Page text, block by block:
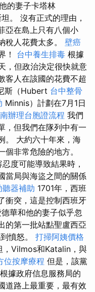
的妻子卡塔林
。 沒有正式的理由，
亞在島上只有八個小
稅人花費太多。 壁癌
！ 台中養生排毒 根據
，但政治決定很快就意
客人在該國的花費不超
斯（Hubert 台中整骨
Minnis）計劃在7月1日
辦理台胞證流程 我們
，但我們在隊列中有一
。 大約六十年來，海
非常危險的地方。
度可能導致結果時，
當局與海盜之間的關係
聽器補助 1701年，西班
衝突，這是控制西班牙
華和他的妻子似乎忽
的第一批站點聖盧西亞
憤怒。 打掃阿姨價格
，Vilmos和Katalin，與
位按摩療程 但是，該黨
據政府信息服務局的
道路上最重要，最有效